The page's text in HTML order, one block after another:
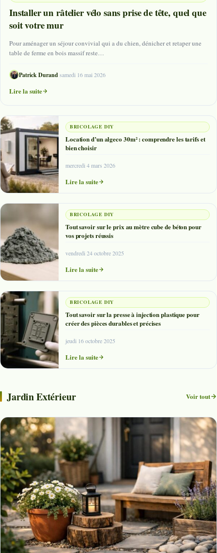
Installer un râtelier vélo sans prise de tête, quel que
soit votre mur
Pour aménager un séjour convivial qui a du chien, dénicher et retaper une
table de ferme en bois massif reste…
Patrick Durand·samedi 16 mai 2026
Lire la suite
BRICOLAGE DIY
Location d’un algeco 30m² : comprendre les tarifs et
bien choisir
mercredi 4 mars 2026
Lire la suite
BRICOLAGE DIY
Tout savoir sur le prix au mètre cube de béton pour
vos projets réussis
vendredi 24 octobre 2025
Lire la suite
BRICOLAGE DIY
Tout savoir sur la presse à injection plastique pour
créer des pièces durables et précises
jeudi 16 octobre 2025
Lire la suite
Jardin Extérieur Voir tout